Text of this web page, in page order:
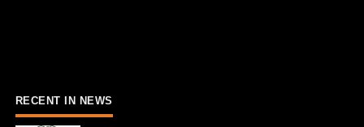
RECENT IN NEWS